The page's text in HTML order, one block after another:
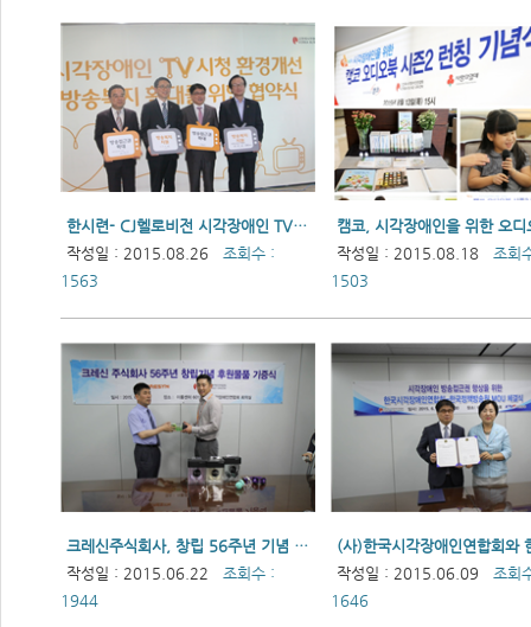
한시련- CJ헬로비전 시각장애인 TV시청 환경개선 및 방송복지 확대를 위한 협약 체결
작성일 : 2015.08.26
조회수 :
1563
작성일 : 2015.08.18
조회
1503
크레신주식회사, 창립 56주년 기념 헤드폰 기증
작성일 : 2015.06.22
조회수 :
1944
작성일 : 2015.06.09
조회
1646